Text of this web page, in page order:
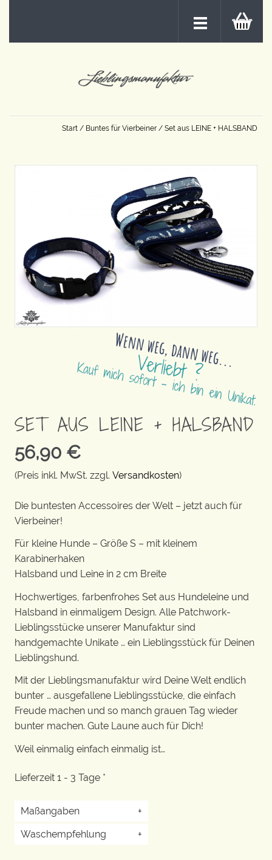
Start / Buntes für Vierbeiner / Set aus LEINE + HALSBAND
SET AUS LEINE + HALSBAND
56,90 €
(Preis inkl. MwSt. zzgl. Versandkosten)
Die buntesten Accessoires der Welt – jetzt auch für
Vierbeiner!
Für kleine Hunde – Größe S – mit kleinem
Karabinerhaken
Halsband und Leine in 2 cm Breite
Hochwertiges, farbenfrohes Set aus Hundeleine und
Halsband in einmaligem Design. Alle Patchwork-
Lieblingsstücke unserer Manufaktur sind
handgemachte Unikate … ein Lieblingsstück für Deinen
Lieblingshund.
Mit der Lieblingsmanufaktur wird Deine Welt endlich
bunter … ausgefallene Lieblingsstücke, die einfach
Freude machen und so manch grauen Tag wieder
bunter machen. Gute Laune auch für Dich!
Weil einmalig einfach einmalig ist…
Lieferzeit 1 - 3 Tage *
Maßangaben
+
Waschempfehlung
+